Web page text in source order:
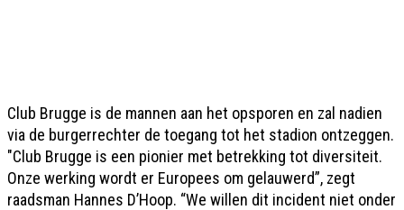
Club Brugge is de mannen aan het opsporen en zal nadien
via de burgerrechter de toegang tot het stadion ontzeggen.
"Club Brugge is een pionier met betrekking tot diversiteit.
Onze werking wordt er Europees om gelauwerd”, zegt
raadsman Hannes D’Hoop. “We willen dit incident niet onder